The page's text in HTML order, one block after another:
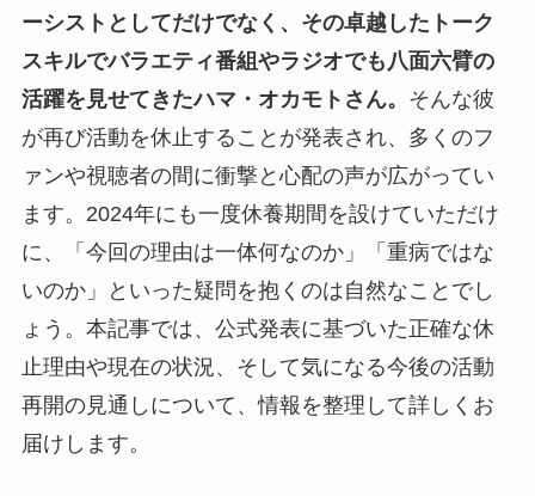
ーシストとしてだけでなく、その卓越したトーク
スキルでバラエティ番組やラジオでも八面六臂の
活躍を見せてきたハマ・オカモトさん。 そんな彼
が再び活動を休止することが発表され、多くのフ
ァンや視聴者の間に衝撃と心配の声が広がってい
ます。2024年にも一度休養期間を設けていただけ
に、「今回の理由は一体何なのか」「重病ではな
いのか」といった疑問を抱くのは自然なことでし
ょう。本記事では、公式発表に基づいた正確な休
止理由や現在の状況、そして気になる今後の活動
再開の見通しについて、情報を整理して詳しくお
届けします。